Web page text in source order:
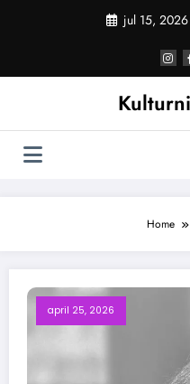
jul 15, 2026
Home
april 25, 2026